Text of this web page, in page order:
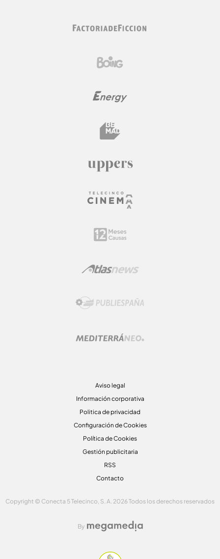
Aviso legal
Información corporativa
Politica de privacidad
Configuración de Cookies
Política de Cookies
Gestión publicitaria
RSS
Contacto
Copyright © Conecta 5 Telecinco, S. A. 2026 Todos los derechos reservados
By